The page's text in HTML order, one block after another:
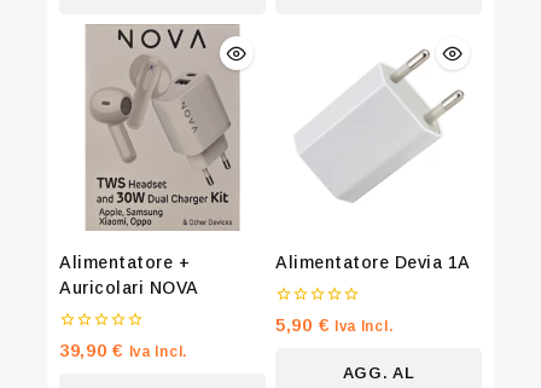
Alimentatore +
Auricolari NOVA
0
su
39,90€ Iva Incl.
Alimentatore Devia 1A
0
su
5,90 € Iva Incl.
AGG. AL